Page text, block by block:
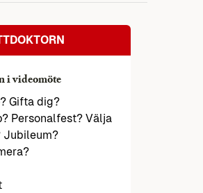
i videomöte
Gifta dig?
Personalfest? Välja
Jubileum?